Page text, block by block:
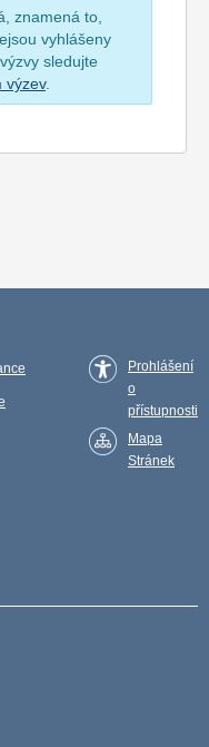
znamená to,
vyhlášeny
sledujte
výzev.
Prohlášení
o
přístupnosti
Mapa
Stránek